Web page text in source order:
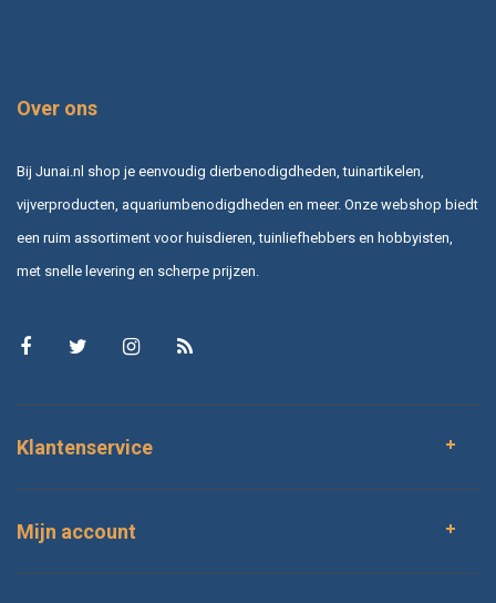
Over ons
Bij Junai.nl shop je eenvoudig dierbenodigdheden, tuinartikelen,
vijverproducten, aquariumbenodigdheden en meer. Onze webshop biedt
een ruim assortiment voor huisdieren, tuinliefhebbers en hobbyisten,
met snelle levering en scherpe prijzen.
Klantenservice
Mijn account